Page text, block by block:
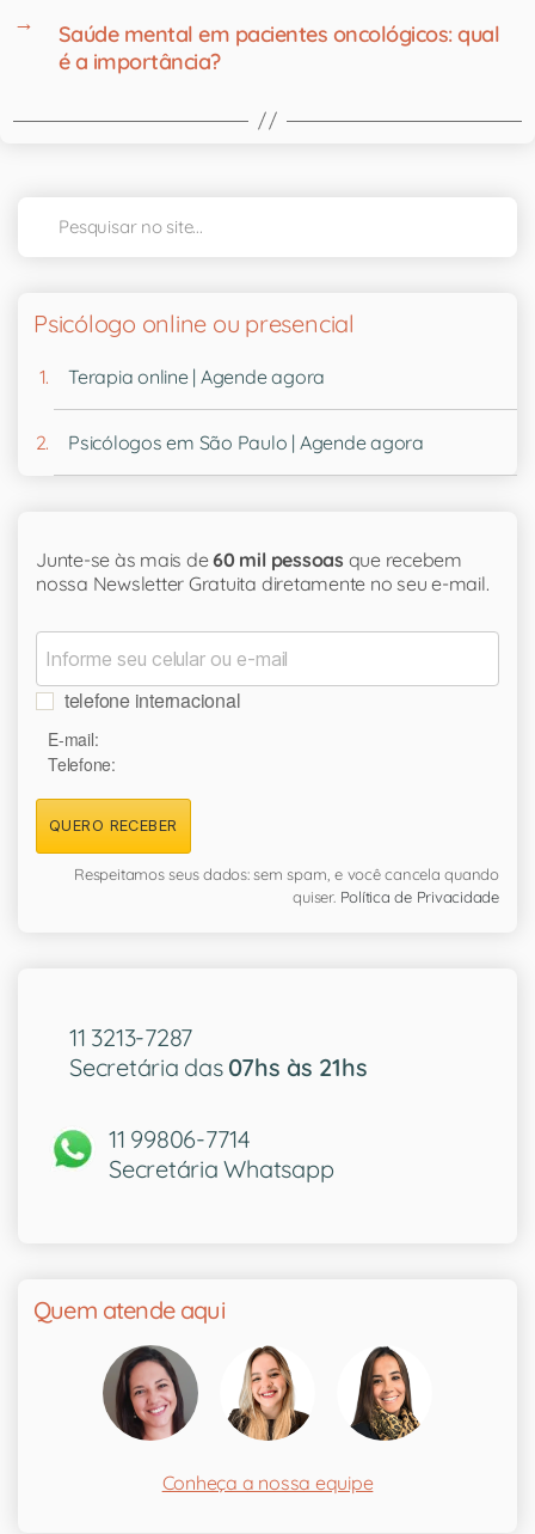
→
Saúde mental em pacientes oncológicos: qual
é a importância?
Psicólogo online ou presencial
Terapia online | Agende agora
Psicólogos em São Paulo | Agende agora
Junte-se às mais de60 mil pessoas que recebem
nossa Newsletter Gratuita diretamente no seu e-mail.
telefone internacional
E-mail:
Telefone:
QUERO RECEBER
Respeitamos seus dados: sem spam, e você cancela quando
quiser. Política de Privacidade
11 3213-7287
Secretária das 07hs às 21hs
11 99806-7714
Secretária Whatsapp
Quem atende aqui
Conheça a nossa equipe